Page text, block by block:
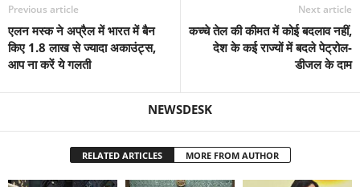
Previous article
एलन मस्क ने अप्रैल में भारत में बैन
किए 1.8 लाख से ज्यादा अकाउंट्स,
आप ना करें ये गलती
Next article
कच्चे तेल की कीमत में कोई बदलाव नहीं,
देश के कई राज्यों में बदले पेट्रोल-
डीजल के दाम
NEWSDESK
RELATED ARTICLES MORE FROM AUTHOR